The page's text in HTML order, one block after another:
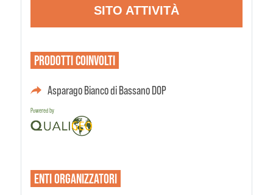
SITO ATTIVITÀ
PRODOTTICOINVOLTI
Asparago Bianco di Bassano DOP
Powered by
ENTIORGANIZZATORI